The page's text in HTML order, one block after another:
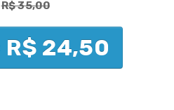
R$ 35,00
R$ 24,50